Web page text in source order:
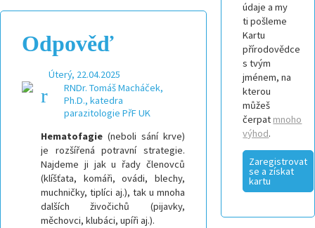
Odpověď
Úterý, 22.04.2025
RNDr. Tomáš Macháček,
Ph.D., katedra
parazitologie PřF UK
Hematofagie (neboli sání krve)
je rozšířená potravní strategie.
Najdeme ji jak u řady členovců
(klíšťata, komáři, ovádi, blechy,
muchničky, tiplíci aj.), tak u mnoha
dalších živočichů (pijavky,
měchovci, klubáci, upíři aj.).
údaje a my
ti pošleme
Kartu
přírodovědce
s tvým
jménem, na
kterou
můžeš
čerpat mnoho
výhod.
Zaregistrovat
se a získat
kartu